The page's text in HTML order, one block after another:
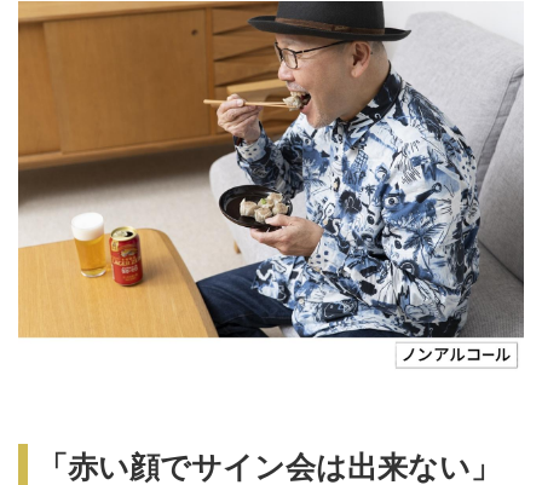
「赤い顔でサイン会は出来ない」